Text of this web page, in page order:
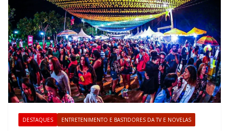
DESTAQUES ENTRETENIMENTO E BASTIDORES DA TV E NOVELAS